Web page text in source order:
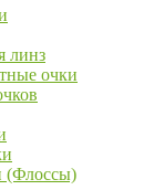
линз
очки
(Флоссы)